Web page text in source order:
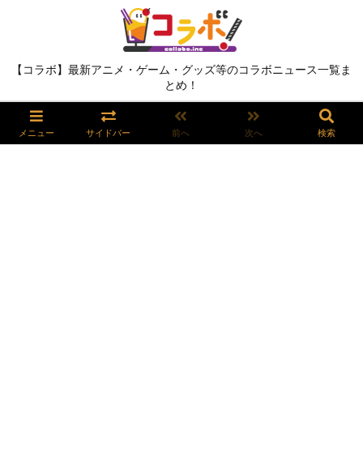
【コラボ】最新アニメ・ゲーム・グッズ等のコラボニュース一覧ま
とめ！
メニュー サイドバー 前へ 次へ 検索